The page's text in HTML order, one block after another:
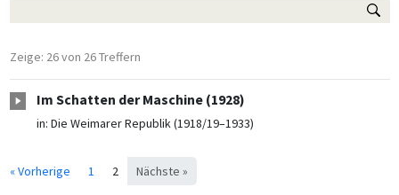
Zeige: 26 von 26 Treffern
Im Schatten der Maschine (1928)
in: Die Weimarer Republik (1918/19–1933)
« Vorherige 1 2 Nächste »